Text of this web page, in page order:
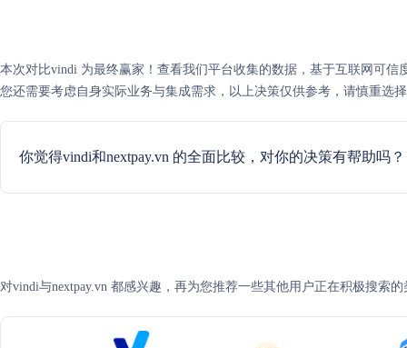
本次对比vindi 为最终赢家！查看我们平台收集的数据，基于互联网可信
您还需要考虑自身实际业务与集成需求，以上决策仅供参考，请慎重选
你觉得vindi和nextpay.vn 的全面比较，对你的决策有帮助吗？
对vindi与nextpay.vn 都感兴趣，再为您推荐一些其他用户正在积极搜索